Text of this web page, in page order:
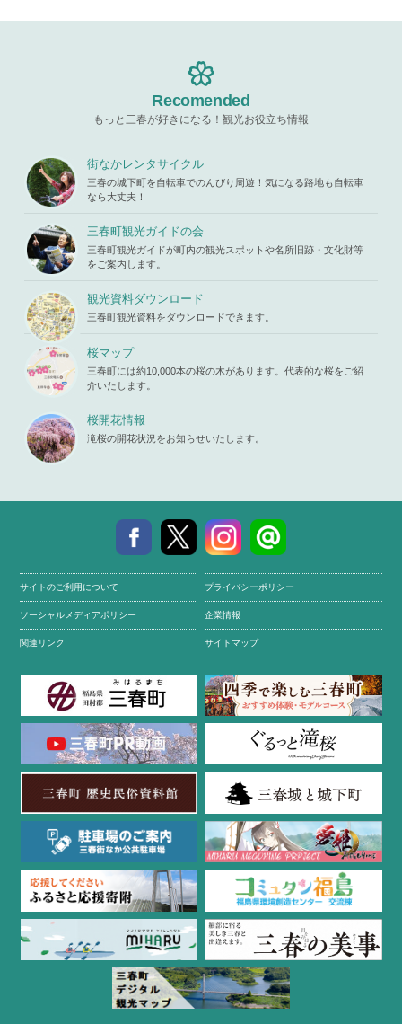
parts/picu
p.phpon li
ne19
up.phpon l
iharukoma.
com/public
_html/wp-c
ontent/the
mes/mihar
u/template-
parts/picu
p.phpon li
ne19
ma.com/pu
ttempt to re
ad property
"ID" on null
in/home/x
iharukoma.
com/public
_html/wp-c
ontent/the
mes/mihar
u/template-
parts/picu
p.phpon li
ne 19
Recomended
もっと三春が好きになる！観光お役立ち情報
街なかレンタサイクル
三春の城下町を自転車でのんびり周遊！気になる路地も自転車
なら大丈夫！
三春町観光ガイドの会
三春町観光ガイドが町内の観光スポットや名所旧跡・文化財等
をご案内します。
観光資料ダウンロード
三春町観光資料をダウンロードできます。
桜マップ
三春町には約10,000本の桜の木があります。代表的な桜をご紹
介いたします。
桜開花情報
滝桜の開花状況をお知らせいたします。
サイトのご利用について プライバシーポリシー
ソーシャルメディアポリシー 企業情報
関連リンク サイトマップ